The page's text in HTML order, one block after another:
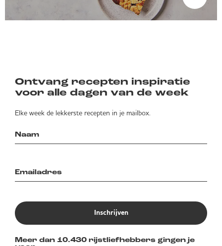
Ontvang recepten inspiratie
voor alle dagen van de week
Elke week de lekkerste recepten in je mailbox.
Inschrijven
Meer dan 10.430 rijstliefhebbers gingen je